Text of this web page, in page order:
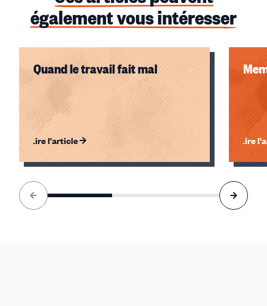
également vous intéresser
Quand le travail fait mal
Lire l'article Lire